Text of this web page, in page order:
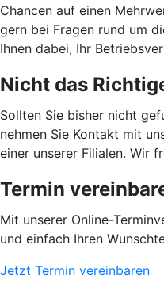
Chancen auf einen
gern bei Fragen rund um
Ihnen dabei, Ihr
Nicht das
Sollten Sie bisher nicht
nehmen Sie Kontakt mit
einer unserer Filialen. Wir
Termin
Mit unserer Online-
und einfach Ihren
Jetzt Termin vereinbaren